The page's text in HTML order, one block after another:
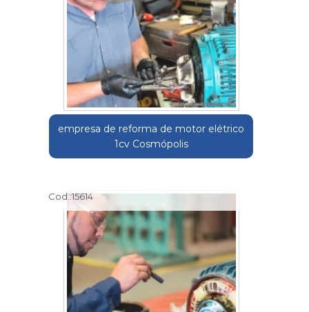
empresa de reforma de motor elétrico
1cv Cosmópolis
Cod.:15614